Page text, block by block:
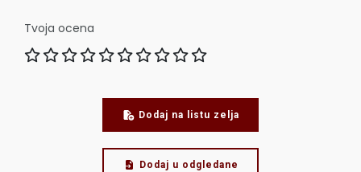
Tvoja ocena
Dodaj na listu zelja
Dodaj u odgledane